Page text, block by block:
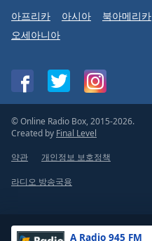
A Radio 945 FM
아프리카 아시아 북아메리카
오세아니아
© Online Radio Box, 2015-2026.
Created by Final Level
약관
개인정보 보호정책
라디오 방송국용